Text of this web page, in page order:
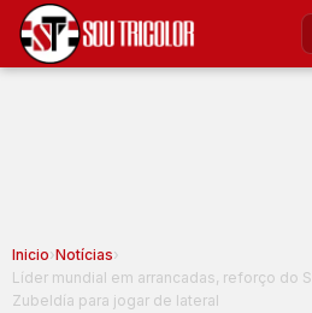
Inicio›Notícias›
Líder mundial em arrancadas, reforço do
Zubeldía para jogar de lateral